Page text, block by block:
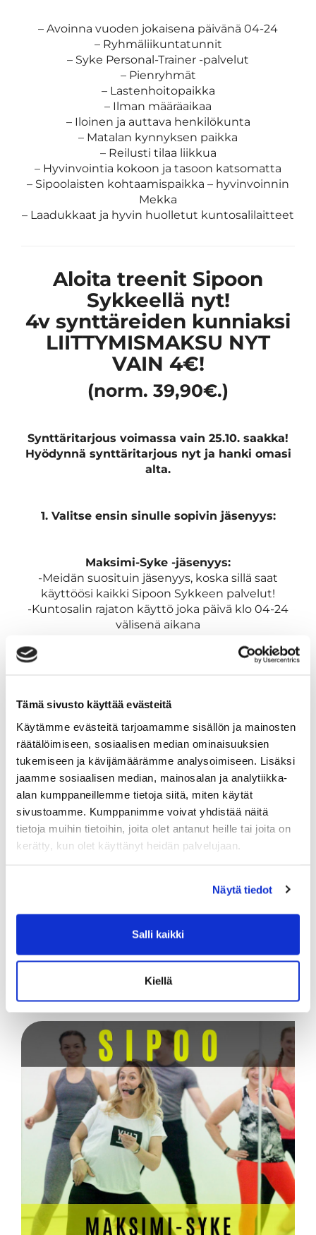
Tämä sivusto käyttää evästeitä
Käytämme evästeitä tarjoamamme sisällön ja mainosten
räätälöimiseen, sosiaalisen median ominaisuuksien
tukemiseen ja kävijämäärämme analysoimiseen. Lisäksi
jaamme sosiaalisen median, mainosalan ja analytiikka-
alan kumppaneillemme tietoja siitä, miten käytät
sivustoamme. Kumppanimme voivat yhdistää näitä
tietoja muihin tietoihin, joita olet antanut heille tai joita on
kerätty, kun olet käyttänyt heidän palvelujaan.
Näytä tiedot
Salli kaikki
Kiellä
– Avoinna vuoden jokaisena päivänä 04-24
– Ryhmäliikuntatunnit
– Syke Personal-Trainer -palvelut
– Pienryhmät
– Lastenhoitopaikka
– Ilman määräaikaa
– Iloinen ja auttava henkilökunta
– Matalan kynnyksen paikka
– Reilusti tilaa liikkua
– Hyvinvointia kokoon ja tasoon katsomatta
– Sipoolaisten kohtaamispaikka – hyvinvoinnin
Mekka
– Laadukkaat ja hyvin huolletut kuntosalilaitteet
​​​​​​​Aloita treenit Sipoon
Sykkeellä nyt!
4v synttäreiden kunniaksi
LIITTYMISMAKSU NYT
VAIN 4€!
(norm. 39,90€.)
Synttäritarjous voimassa vain 25.10. saakka!
Hyödynnä synttäritarjous nyt ja hanki omasi
alta.
1. Valitse ensin sinulle sopivin jäsenyys:
Maksimi-Syke -jäsenyys:
-Meidän suosituin jäsenyys, koska sillä saat
käyttöösi kaikki Sipoon Sykkeen palvelut!
-Kuntosalin rajaton käyttö joka päivä klo 04-24
välisenä aikana
Sali-Syke -jäsenyys:
-Sali-Syke on sinulle, joka haluat treenata
kuntosalin puolella!
-Sali-Syke-jäsenyys sisältää kuntosalin
rajattoman käytön klo 04-24 välisenä aikana
-Ei sisällä ryhmäliikuntaa
verkkokauppaan